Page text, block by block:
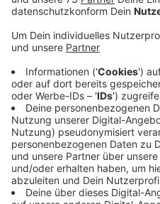
Veröffentlicht:Montag,
Anzeige
Die Abzocke-Tricks
raffinierter
Anzeige
Die Betrüger gaben sich